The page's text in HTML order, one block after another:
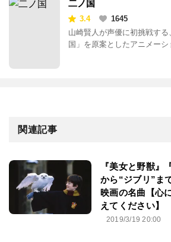
二ノ国
3.4
1645
山崎賢人が声優に初挑戦す
国」を原案としたアニメーシ
関連記事
『美女と野獣』
から“ジブリ”ま
映画の名曲【心
えてください】
2019/3/19 20:00